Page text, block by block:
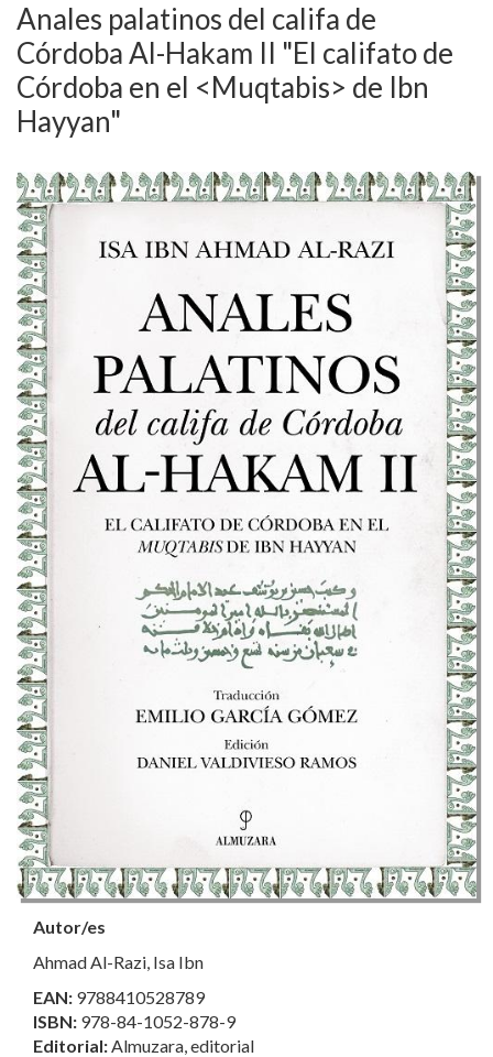
Anales palatinos del califa de
Córdoba Al-Hakam II "El califato de
Córdoba en el <Muqtabis> de Ibn
Hayyan"
Autor/es
Ahmad Al-Razi, Isa Ibn
EAN: 9788410528789
ISBN: 978-84-1052-878-9
Editorial: Almuzara, editorial